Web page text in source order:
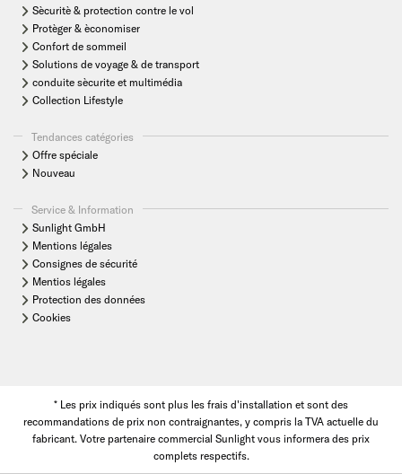
Sècuritè & protection contre le vol
Protèger & èconomiser
Confort de sommeil
Solutions de voyage & de transport
conduite sècurite et multimédia
Collection Lifestyle
Tendances catégories
Offre spéciale
Nouveau
Service & Information
Sunlight GmbH
Mentions légales
Consignes de sécurité
Mentios légales
Protection des données
Cookies
* Les prix indiqués sont plus les frais d'installation et sont des
recommandations de prix non contraignantes, y compris la TVA actuelle du
fabricant. Votre partenaire commercial Sunlight vous informera des prix
complets respectifs.